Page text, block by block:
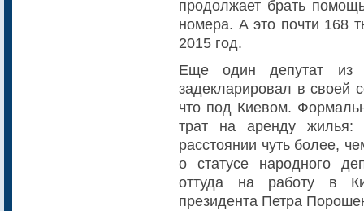
продолжает брать
номера. А это почти 168
2015 год.
Еще один депутат из
задекларировал в своей
что под Киевом.
трат на аренду жилья:
расстоянии чуть более,
о статусе народного
оттуда на работу в
президента Петра